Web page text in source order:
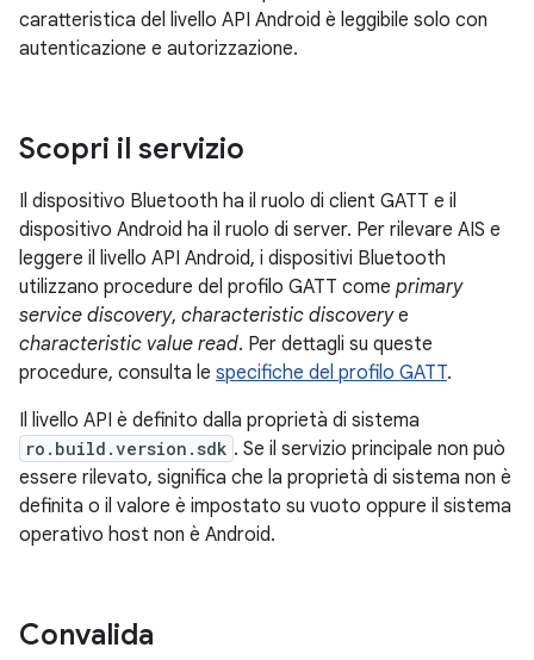
caratteristica del livello API Android è leggibile solo con
autenticazione e autorizzazione.
Scopri il servizio
Il dispositivo Bluetooth ha il ruolo di client GATT e il
dispositivo Android ha il ruolo di server. Per rilevare AIS e
leggere il livello API Android, i dispositivi Bluetooth
utilizzano procedure del profilo GATT come primary
service discovery, characteristic discoverye
characteristic value read. Per dettagli su queste
procedure, consulta le specifiche del profilo GATT.
Il livello API è definito dalla proprietà di sistema
ro.build.version.sdk . Se il servizio principale non può
essere rilevato, significa che la proprietà di sistema non è
definita o il valore è impostato su vuoto oppure il sistema
operativo host non è Android.
Convalida